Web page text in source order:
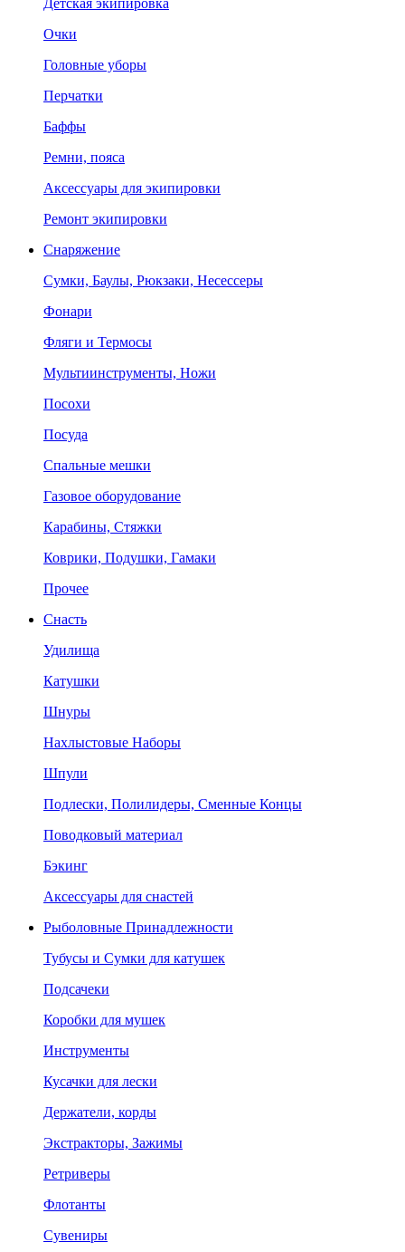
Очки
Головные уборы
Перчатки
Баффы
Ремни, пояса
Аксессуары для экипировки
Ремонт экипировки
Снаряжение
Сумки, Баулы, Рюкзаки, Несессеры
Фонари
Фляги и Термосы
Мультиинструменты, Ножи
Посохи
Посуда
Спальные мешки
Газовое оборудование
Карабины, Стяжки
Коврики, Подушки, Гамаки
Прочее
Снасть
Удилища
Катушки
Шнуры
Нахлыстовые Наборы
Шпули
Подлески, Полилидеры, Сменные Концы
Поводковый материал
Бэкинг
Аксессуары для снастей
Рыболовные Принадлежности
Тубусы и Сумки для катушек
Подсачеки
Коробки для мушек
Инструменты
Кусачки для лески
Держатели, корды
Экстракторы, Зажимы
Ретриверы
Флотанты
Сувениры